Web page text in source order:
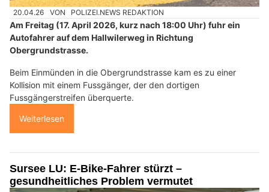
20.04.26 VON POLIZEI.NEWS REDAKTION
Am Freitag (17. April 2026, kurz nach 18:00 Uhr) fuhr ein
Autofahrer auf dem Hallwilerweg in Richtung
Obergrundstrasse.
Beim Einmünden in die Obergrundstrasse kam es zu einer
Kollision mit einem Fussgänger, der den dortigen
Fussgängerstreifen überquerte.
Weiterlesen
Sursee LU: E-Bike-Fahrer stürzt –
gesundheitliches Problem vermutet